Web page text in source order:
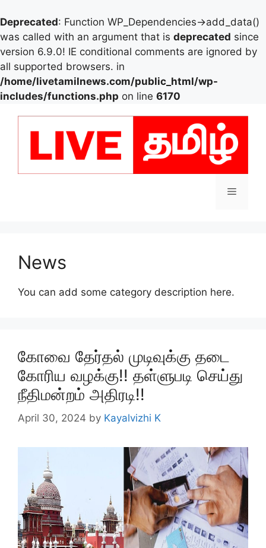
Deprecated: Function WP_Dependencies->add_data()
was called with an argument that is deprecated since
version 6.9.0! IE conditional comments are ignored by
all supported browsers. in
/home/livetamilnews.com/public_html/wp-
includes/functions.php on line 6170
Menu
News
You can add some category description here.
கோவை தேர்தல் முடிவுக்கு தடை
கோரிய வழக்கு!! தள்ளுபடி செய்து
நீதிமன்றம் அதிரடி!!
April 30, 2024 by Kayalvizhi K